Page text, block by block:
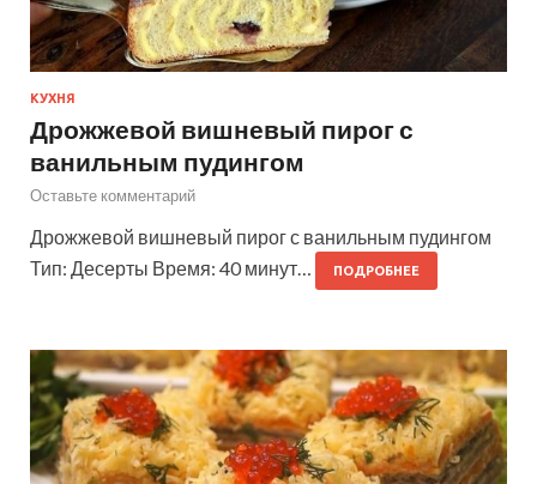
КУХНЯ
Дрожжевой вишневый пирог с
ванильным пудингом
Оставьте комментарий
Дрожжевой вишневый пирог с ванильным пудингом
Тип: Десерты Время: 40 минут…
ПОДРОБНЕЕ